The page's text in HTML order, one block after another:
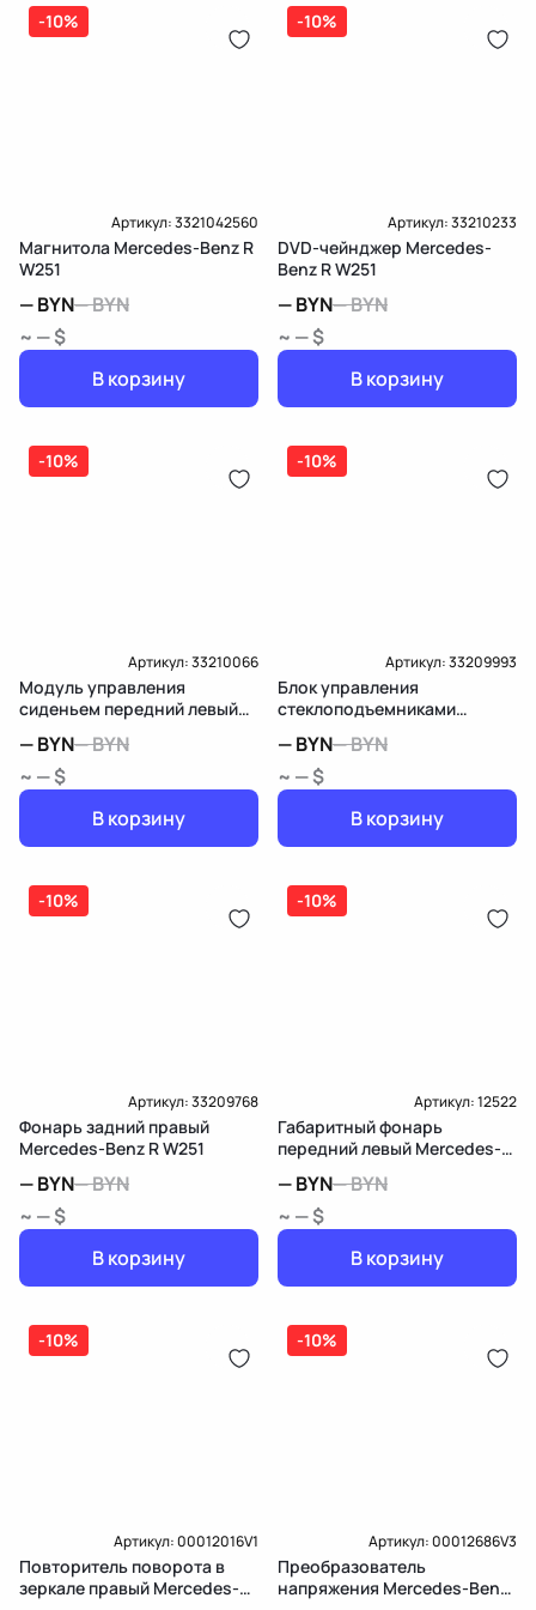
дозатор-распределитель топлива
Карта рассрочки онлайн
-10%
Артикул:3321042560
Магнитола Mercedes-Benz R
W251
—BYN—BYN
~ — $
В корзину
-10%
Артикул:33210233
DVD-чейнджер Mercedes-
Benz R W251
—BYN—BYN
~ — $
В корзину
-10%
Артикул:33210066
Модуль управления
сиденьем передний левый
—BYN—BYN
~ — $
В корзину
-10%
Артикул:33209993
Блок управления
стеклоподъемниками
Benz R W251
—BYN—BYN
~ — $
В корзину
-10%
Артикул:33209768
Фонарь задний правый
Mercedes-Benz R W251
—BYN—BYN
~ — $
В корзину
-10%
Артикул:12522
Габаритный фонарь
передний левый Mercedes-
—BYN—BYN
~ — $
В корзину
-10%
Артикул:00012016V1
Повторитель поворота в
зеркале правый Mercedes-
-10%
Артикул:00012686V3
Преобразователь
напряжения Mercedes-Benz